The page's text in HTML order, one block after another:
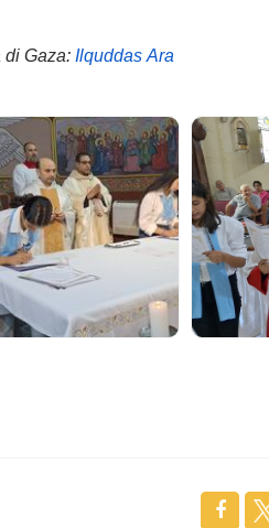
Gaza:Ilquddas Ara